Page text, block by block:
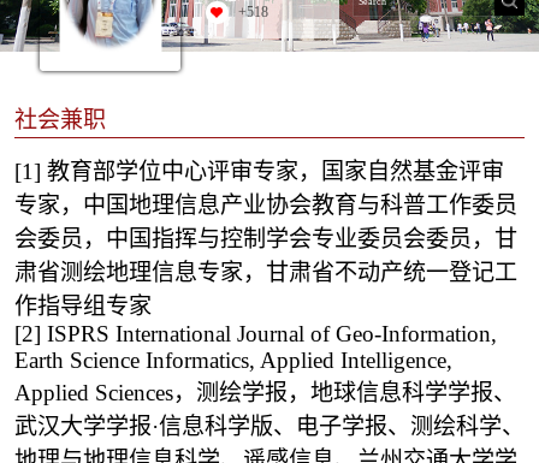
+518
社会兼职
[1] 教育部学位中心评审专家，国家自然基金评审
专家，中国地理信息产业协会教育与科普工作委员
会委员，中国指挥与控制学会专业委员会委员，甘
肃省测绘地理信息专家，甘肃省不动产统一登记工
作指导组专家
[2] ISPRS International Journal of Geo-Information,
Earth Science Informatics, Applied Intelligence,
Applied Sciences，测绘学报，地球信息科学学报、
武汉大学学报·信息科学版、电子学报、测绘科学、